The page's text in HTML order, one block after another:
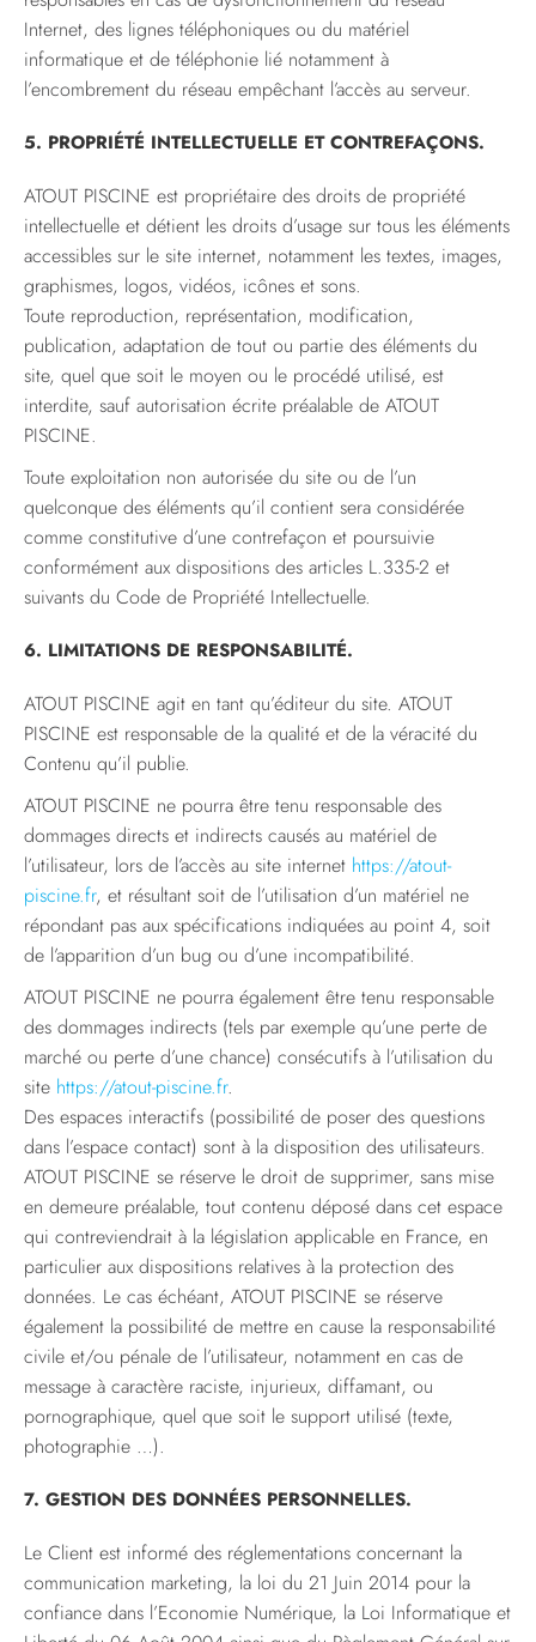
Internet, des lignes téléphoniques ou du matériel
informatique et de téléphonie lié notamment à
l’encombrement du réseau empêchant l’accès au serveur.
5. PROPRIÉTÉ INTELLECTUELLE ET CONTREFAÇONS.
ATOUT PISCINE est propriétaire des droits de propriété
intellectuelle et détient les droits d’usage sur tous les éléments
accessibles sur le site internet, notamment les textes, images,
graphismes, logos, vidéos, icônes et sons.
Toute reproduction, représentation, modification,
publication, adaptation de tout ou partie des éléments du
site, quel que soit le moyen ou le procédé utilisé, est
interdite, sauf autorisation écrite préalable de ATOUT
PISCINE.
Toute exploitation non autorisée du site ou de l’un
quelconque des éléments qu’il contient sera considérée
comme constitutive d’une contrefaçon et poursuivie
conformément aux dispositions des articles L.335-2 et
suivants du Code de Propriété Intellectuelle.
6. LIMITATIONS DE RESPONSABILITÉ.
ATOUT PISCINE agit en tant qu’éditeur du site. ATOUT
PISCINE est responsable de la qualité et de la véracité du
Contenu qu’il publie.
ATOUT PISCINE ne pourra être tenu responsable des
dommages directs et indirects causés au matériel de
l’utilisateur, lors de l’accès au site internet https://atout-
piscine.fr, et résultant soit de l’utilisation d’un matériel ne
répondant pas aux spécifications indiquées au point 4, soit
de l’apparition d’un bug ou d’une incompatibilité.
ATOUT PISCINE ne pourra également être tenu responsable
des dommages indirects (tels par exemple qu’une perte de
marché ou perte d’une chance) consécutifs à l’utilisation du
site https://atout-piscine.fr.
Des espaces interactifs (possibilité de poser des questions
dans l’espace contact) sont à la disposition des utilisateurs.
ATOUT PISCINE se réserve le droit de supprimer, sans mise
en demeure préalable, tout contenu déposé dans cet espace
qui contreviendrait à la législation applicable en France, en
particulier aux dispositions relatives à la protection des
données. Le cas échéant, ATOUT PISCINE se réserve
également la possibilité de mettre en cause la responsabilité
civile et/ou pénale de l’utilisateur, notamment en cas de
message à caractère raciste, injurieux, diffamant, ou
pornographique, quel que soit le support utilisé (texte,
photographie …).
7. GESTION DES DONNÉES PERSONNELLES.
Le Client est informé des réglementations concernant la
communication marketing, la loi du 21 Juin 2014 pour la
confiance dans l’Economie Numérique, la Loi Informatique et